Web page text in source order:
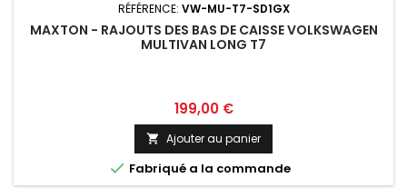
RÉFÉRENCE: VW-MU-T7-SD1GX
MAXTON - RAJOUTS DES BAS DE CAISSE VOLKSWAGEN
MULTIVAN LONG T7
Prix
199,00 €
 Ajouter au panier
 Fabriqué a la commande